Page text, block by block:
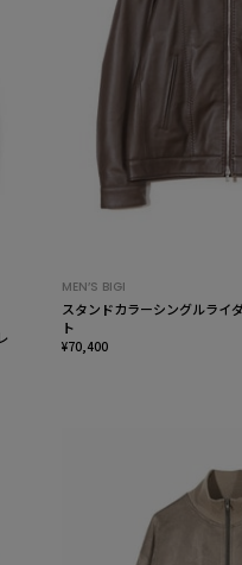
MEN’S BIGI
スタンドカラーシングルライ
ト
¥70,400